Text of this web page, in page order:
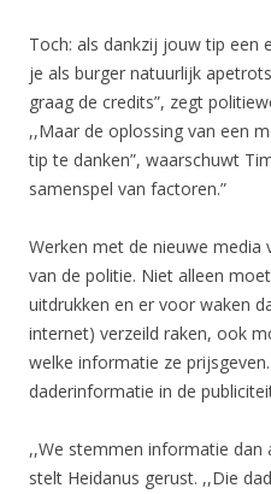
Toch: als dankzij jouw tip een
je als burger natuurlijk
graag de credits”, zegt
,,Maar de oplossing van een
tip te danken”, waarschuwt
samenspel van factoren.”
Werken met de nieuwe media
van de politie. Niet alleen
uitdrukken en er voor waken
internet) verzeild raken, ook
welke informatie ze
daderinformatie in de
,,We stemmen informatie dan
stelt Heidanus gerust. ,,Die